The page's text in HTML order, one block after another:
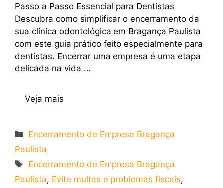
Passo a Passo Essencial para Dentistas
Descubra como simplificar o encerramento da
sua clínica odontológica em Bragança Paulista
com este guia prático feito especialmente para
dentistas. Encerrar uma empresa é uma etapa
delicada na vida …
Veja mais
Encerramento de Empresa Bragança
Paulista
Encerramento de Empresa Bragança
Paulista, Evite multas e problemas fiscais,